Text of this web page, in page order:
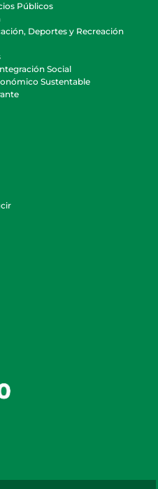
Públicos
Deportes y Recreación
Social
Sustentable